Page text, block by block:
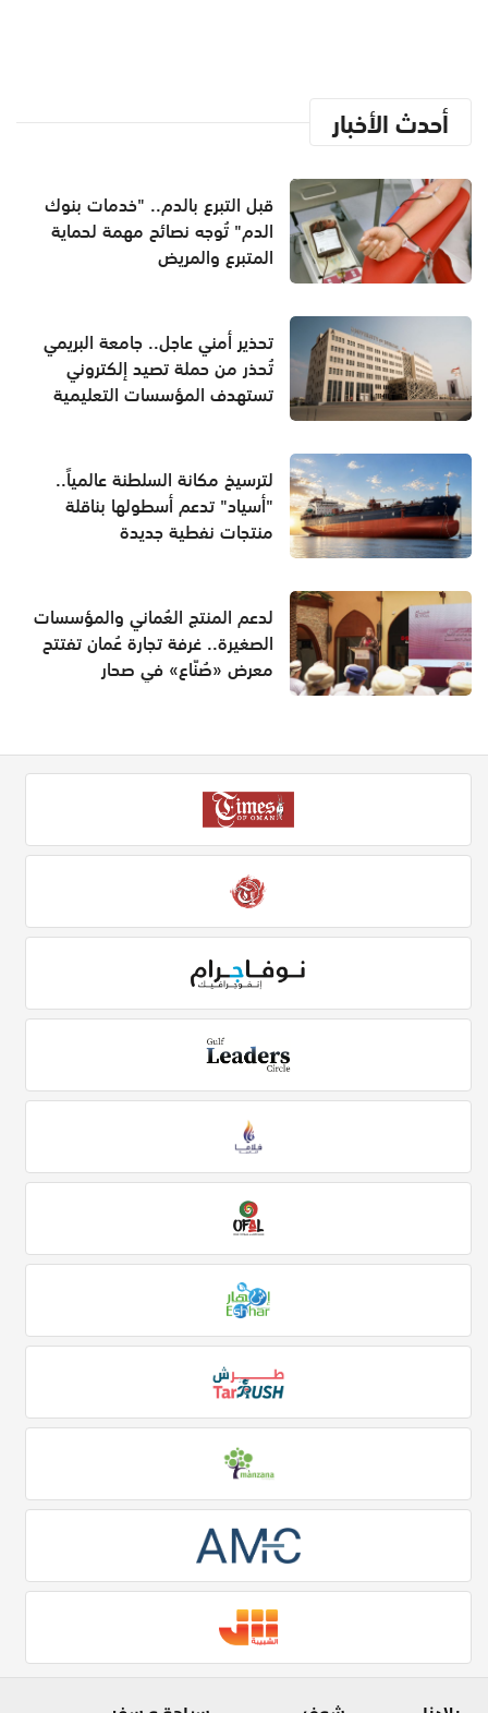
أحدث الأخبار
قبل التبرع بالدم.. "خدمات بنوك
الدم" تُوجه نصائح مهمة لحماية
المتبرع والمريض
تحذير أمني عاجل.. جامعة البريمي
تُحذر من حملة تصيد إلكتروني
تستهدف المؤسسات التعليمية
لترسيخ مكانة السلطنة عالمياً..
"أسياد" تدعم أسطولها بناقلة
منتجات نفطية جديدة
لدعم المنتج العُماني والمؤسسات
الصغيرة.. غرفة تجارة عُمان تفتتح
معرض «صُنّاع» في صحار